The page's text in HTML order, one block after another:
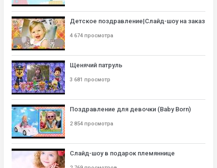
Детское поздравление|Слайд-шоу на заказ
4 674 просмотра
Щенячий патруль
3 681 просмотр
Поздравление для девочки (Baby Born)
2 854 просмотра
Слайд-шоу в подарок племяннице